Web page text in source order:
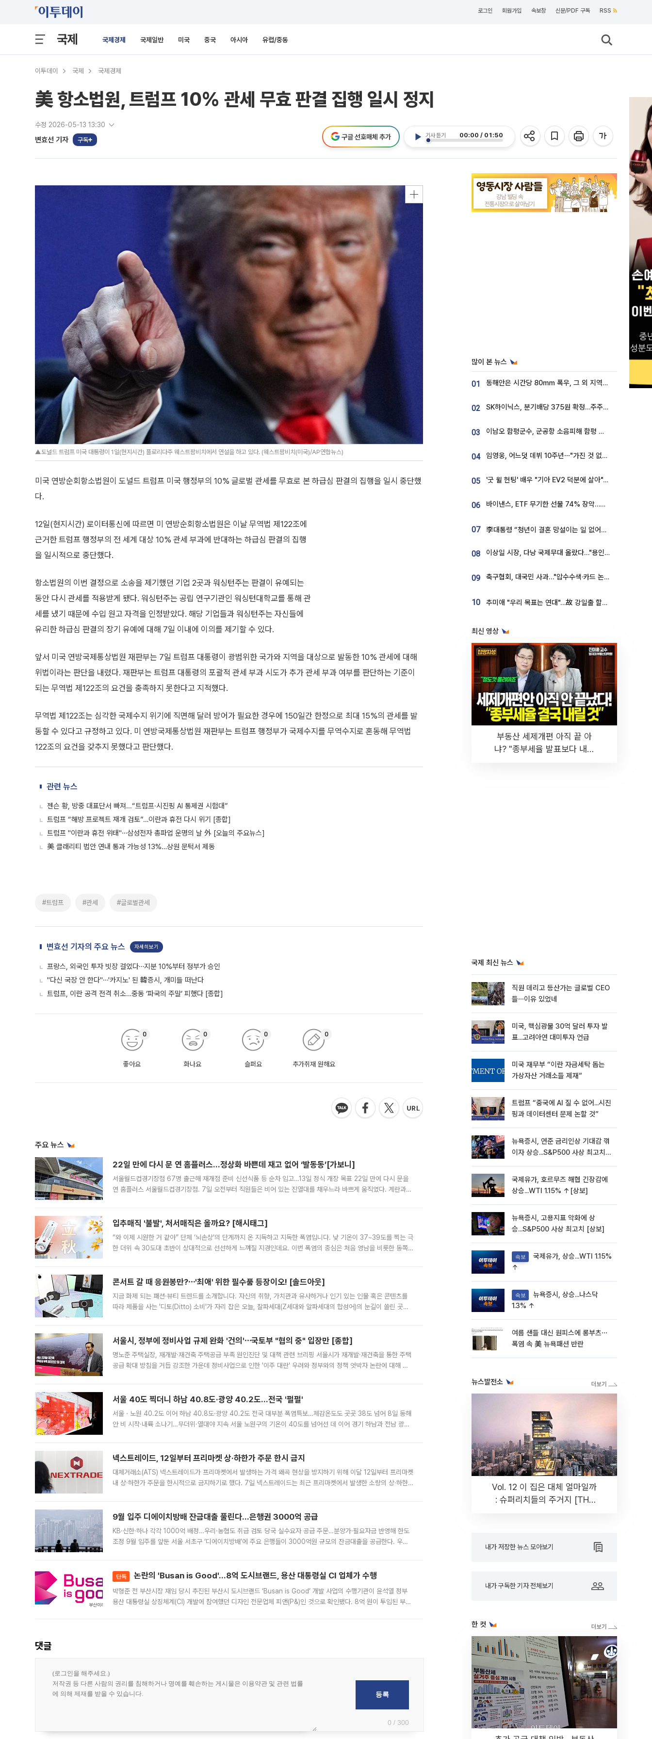
로그인 회원가입 속보창 신문/PDF 구독 RSS
국제 국제경제 국제일반 미국 중국 아시아 유럽/중동
이투데이 국제 국제경제
美 항소법원, 트럼프 10% 관세 무효 판결 집행 일시 정지
수정 2026-05-13 13:30
변효선 기자 구독
기사 듣기 00:00 / 01:50
구글 선호매체 추가
▲도널드 트럼프 미국 대통령이 1일(현지시간) 플로리다주 웨스트팜비치에서 연설을 하고 있다. (웨스트팜비치(미국)/AP연합뉴스)
미국 연방순회항소법원이 도널드 트럼프 미국 행정부의 10% 글로벌 관세를 무효로 본 하급심 판결의 집행을 일시 중단했
다.
12일(현지시간) 로이터통신에 따르면 미 연방순회항소법원은 이날 무역법 제122조에
근거한 트럼프 행정부의 전 세계 대상 10% 관세 부과에 반대하는 하급심 판결의 집행
을 일시적으로 중단했다.
항소법원의 이번 결정으로 소송을 제기했던 기업 2곳과 워싱턴주는 판결이 유예되는
동안 다시 관세를 적용받게 됐다. 워싱턴주는 공립 연구기관인 워싱턴대학교를 통해 관
세를 냈기 때문에 수입 원고 자격을 인정받았다. 해당 기업들과 워싱턴주는 자신들에
유리한 하급심 판결의 장기 유예에 대해 7일 이내에 이의를 제기할 수 있다.
앞서 미국 연방국제통상법원 재판부는 7일 트럼프 대통령이 광범위한 국가와 지역을 대상으로 발동한 10% 관세에 대해
위법이라는 판단을 내렸다. 재판부는 트럼프 대통령의 포괄적 관세 부과 시도가 추가 관세 부과 여부를 판단하는 기준이
되는 무역법 제122조의 요건을 충족하지 못한다고 지적했다.
무역법 제122조는 심각한 국제수지 위기에 직면해 달러 방어가 필요한 경우에 150일간 한정으로 최대 15%의 관세를 발
동할 수 있다고 규정하고 있다. 미 연방국제통상법원 재판부는 트럼프 행정부가 국제수지를 무역수지로 혼동해 무역법
122조의 요건을 갖추지 못했다고 판단했다.
관련 뉴스
젠슨 황, 방중 대표단서 빠져...“트럼프·시진핑 AI 통제권 시험대”
트럼프 “해방 프로젝트 재개 검토”…이란과 휴전 다시 위기 [종합]
트럼프 "이란과 휴전 위태"⋯삼성전자 총파업 운명의 날 外 [오늘의 주요뉴스]
美 클래리티 법안 연내 통과 가능성 13%…상원 문턱서 제동
#트럼프 #관세 #글로벌관세
변효선 기자의 주요 뉴스 자세히보기
프랑스, 외국인 투자 빗장 걸었다⋯지분 10%부터 정부가 승인
"다신 국장 안 한다"⋯'카지노' 된 韓증시, 개미들 떠난다
트럼프, 이란 공격 전격 취소…중동 ‘파국의 주말’ 피했다 [종합]
좋아요
0
화나요
0
슬퍼요
0
추가취재 원해요
0
주요 뉴스
22일 만에 다시 문 연 홈플러스…정상화 바쁜데 재고 없어 ‘발동동’[가보니]
서울월드컵경기장점 67명 출근해 재개점 준비 신선식품 등 순차 입고…13일 정식 개장 목표 22일 만에 다시 문을
연 홈플러스 서울월드컵경기장점. 7일 오전부터 직원들은 비어 있는 진열대를 채우느라 바쁘게 움직였다. 계란과
입추매직 '불발', 처서매직은 올까요? [해시태그]
“와 이제 시원한 거 같아” 단체 ‘뇌손상’의 단계까지 온 지독하고 지독한 폭염입니다. 낮 기온이 37~39도를 찍는 극
한 더위 속 30도대 초반이 상대적으로 선선하게 느껴질 지경인데요. 이번 폭염의 중심은 처음 영남을 비롯한 동쪽
콘서트 갈 때 응원봉만?⋯'최애' 위한 필수품 등장이오! [솔드아웃]
지금 화제 되는 패션·뷰티 트렌드를 소개합니다. 자신의 취향, 가치관과 유사하거나 인기 있는 인물 혹은 콘텐츠를
따라 제품을 사는 '디토(Ditto) 소비'가 자리 잡은 오늘, 잘파세대(Z세대와 알파세대의 합성어)의 눈길이 쏠린 곳은
서울시, 정부에 정비사업 규제 완화 '건의'⋯국토부 "협의 중" 입장만 [종합]
명노준 주택실장, 재개발·재건축 주택공급 부족 원인진단 및 대책 관련 브리핑 서울시가 재개발·재건축을 통한 주택
공급 확대 방침을 거듭 강조한 가운데 정비사업으로 인한 '이주 대란' 우려와 정부와의 정책 엇박자 논란에 대해 정
서울 40도 찍더니 하남 40.8도·광양 40.2도…전국 '펄펄'
서울ㆍ노원 40.2도 이어 하남 40.8도·광양 40.2도 전국 대부분 폭염특보…체감온도도 곳곳 38도 넘어 8일 동해
안 비 시작·내륙 소나기…무더위·열대야 지속 서울 노원구의 기온이 40도를 넘어선 데 이어 경기 하남과 전남 광양
넥스트레이드, 12일부터 프리마켓 상·하한가 주문 한시 금지
대체거래소(ATS) 넥스트레이드가 프리마켓에서 발생하는 가격 왜곡 현상을 방지하기 위해 이달 12일부터 프리마켓
내 상·하한가 주문을 한시적으로 금지하기로 했다. 7일 넥스트레이드는 최근 프리마켓에서 발생한 소량의 상·하한
9월 입주 디에이치방배 잔금대출 풀린다…은행권 3000억 공급
KB·신한·하나 각각 1000억 배정…우리·농협도 취급 검토 당국 실수요자 공급 주문…분양가·필요자금 반영해 한도
조정 9월 입주를 앞둔 서울 서초구 ‘디에이치방배’에 주요 은행들이 3000억원 규모의 잔금대출을 공급한다. 우리
단독 논란의 'Busan is Good'…8억 도시브랜드, 용산 대통령실 CI 업체가 수행
박형준 전 부산시장 재임 당시 추진된 부산시 도시브랜드 ‘Busan is Good’ 개발 사업의 수행기관이 윤석열 정부
용산 대통령실 상징체계(CI) 개발에 참여했던 디자인 전문업체 피앤(P&)인 것으로 확인됐다. 8억 원이 투입된 부산
댓글
0 / 300
많이 본 뉴스
01 동해안은 시간당 80㎜ 폭우, 그 외 지역은 폭염…‘극과 극 날씨’
02 SK하이닉스, 분기배당 375원 확정…주주환원책 9월로 앞당겨 발표
03 이남오 함평군수, 군공항 소음피해 함평 보상 요구
04 임영웅, 어느덧 데뷔 10주년⋯"가진 것 없던 시절, 내 앞엔 20명의 팬뿐"
05 '굿 윌 헌팅' 배우 "기아 EV2 덕분에 살아"…교통사고 후 안전성 극찬
06 바이낸스, ETF 무기한 선물 74% 장악…한국 레버리지 ETF 거래 급증 [e가상자산]
07 李대통령 “청년이 결혼 망설이는 일 없어야...제도상 불이익 조사”
08 이상일 시장, 다낭 국제무대 올랐다…"용인, 세계 최대 반도체 도시 된다"
09 축구협회, 대국민 사과…"압수수색·카드 논란 사죄, 강도 높은 쇄신"
10 추미애 "우리 목표는 연대"…故 강일출 할머니 흉상 제막
최신 영상
부동산 세제개편 아직 끝 아
냐? "종부세율 발표보다 내릴
국제 최신 뉴스
직원 데리고 등산가는 글로벌 CEO
들⋯이유 있었네
미국, 핵심광물 30억 달러 투자 발
표...고려아연 대미투자 언급
미국 재무부 “이란 자금세탁 돕는
가상자산 거래소들 제재”
트럼프 “중국에 AI 질 수 없어...시진
핑과 데이터센터 문제 논할 것”
뉴욕증시, 연준 금리인상 기대감 꺾
이자 상승...S&P500 사상 최고치
국제유가, 호르무즈 해협 긴장감에
상승...WTI 1.15% ↑[상보]
뉴욕증시, 고용지표 악화에 상
승...S&P500 사상 최고치 [상보]
속보
↑
속보
1.3% ↑
여름 샌들 대신 원피스에 롱부츠⋯
폭염 속 美 뉴욕패션 반란
뉴스발전소
Vol. 12 이 집은 대체 얼마일까
: 슈퍼리치들의 주거지 [THE
내가 저장한 뉴스 모아보기
내가 구독한 기자 전체보기
한 컷